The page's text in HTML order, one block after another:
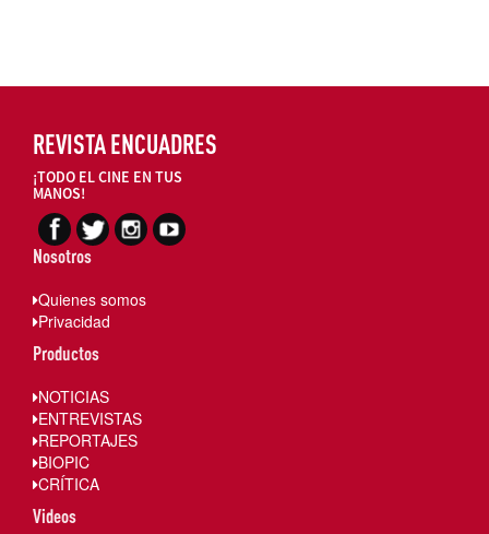
REVISTA ENCUADRES
¡TODO EL CINE EN TUS
MANOS!
Nosotros
Quienes somos
Privacidad
Productos
NOTICIAS
ENTREVISTAS
REPORTAJES
BIOPIC
CRÍTICA
Videos